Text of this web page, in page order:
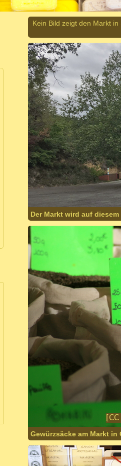
Kein Bild zeigt den Markt
Der Markt wird auf
Gewürzsäcke am Markt in